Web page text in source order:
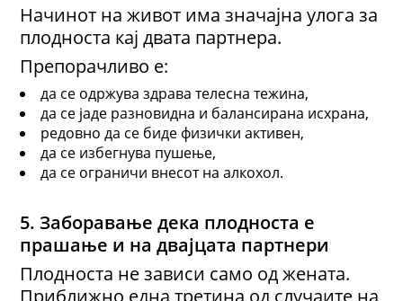
Начинот на живот има значајна улога за
плодноста кај двата партнера.
Препорачливо е:
да се одржува здрава телесна тежина,
да се јаде разновидна и балансирана исхрана,
редовно да се биде физички активен,
да се избегнува пушење,
да се ограничи внесот на алкохол.
5. Заборавање дека плодноста е
прашање и на двајцата партнери
Плодноста не зависи само од жената.
Приближно една третина од случаите на